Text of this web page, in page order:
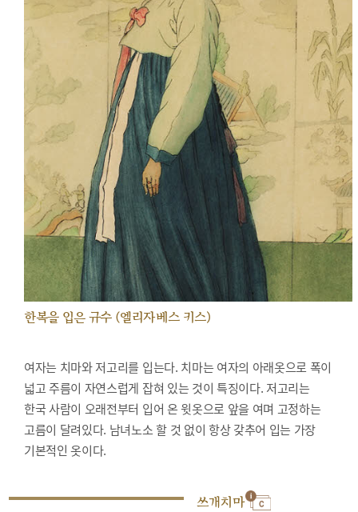
한복을 입은 규수 (엘리자베스 키스)
여자는 치마와 저고리를 입는다. 치마는 여자의 아래옷으로 폭이
넓고 주름이 자연스럽게 잡혀 있는 것이 특징이다. 저고리는
한국 사람이 오래전부터 입어 온 윗옷으로 앞을 여며 고정하는
고름이 달려있다. 남녀노소 할 것 없이 항상 갖추어 입는 가장
기본적인 옷이다.
쓰개치마